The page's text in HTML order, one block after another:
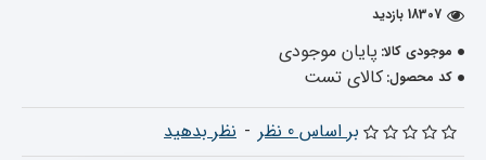
موجودی کالا: پایان موجودی
کد محصول: کالای تست
18307 بازدید
بر اساس 0 نظر - نظر بدهید